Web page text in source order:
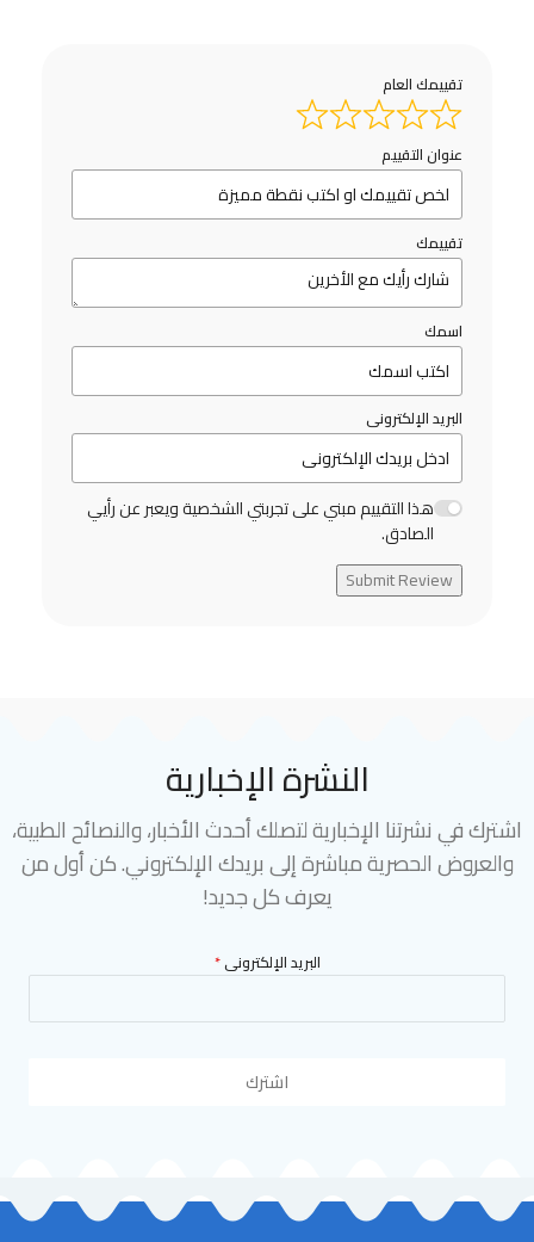
تقييمك العام
عنوان التقييم
تقييمك
اسمك
البريد الإلكترونى
هذا التقييم مبني على تجربتي الشخصية ويعبر عن رأيي
الصادق.
Submit Review
النشرة الإخبارية
اشترك في نشرتنا الإخبارية لتصلك أحدث الأخبار، والنصائح الطبية،
والعروض الحصرية مباشرة إلى بريدك الإلكتروني. كن أول من
يعرف كل جديد!
البريد الإلكترونى*
اشترك